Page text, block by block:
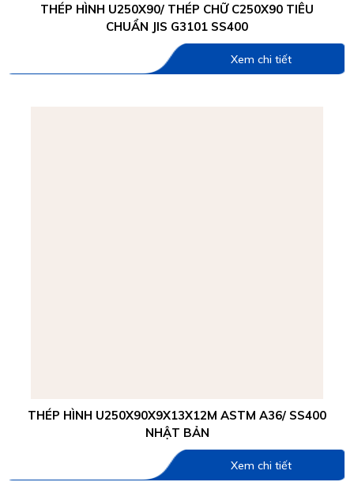
THÉP HÌNH U250X90/ THÉP CHỮ C250X90 TIÊU
CHUẨN JIS G3101 SS400
Xem chi tiết
THÉP HÌNH U250X90X9X13X12M ASTM A36/ SS400
NHẬT BẢN
Xem chi tiết